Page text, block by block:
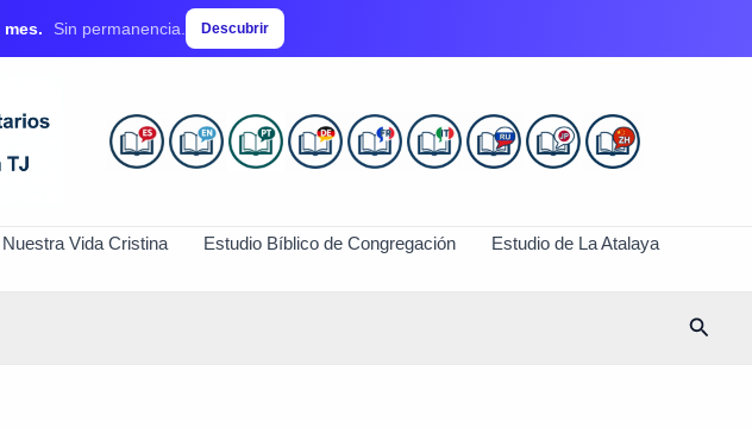
Sin permanencia. Descubrir
Nuestra Vida Cristina Estudio Bíblico de Congregación
Estudio de La Atalaya